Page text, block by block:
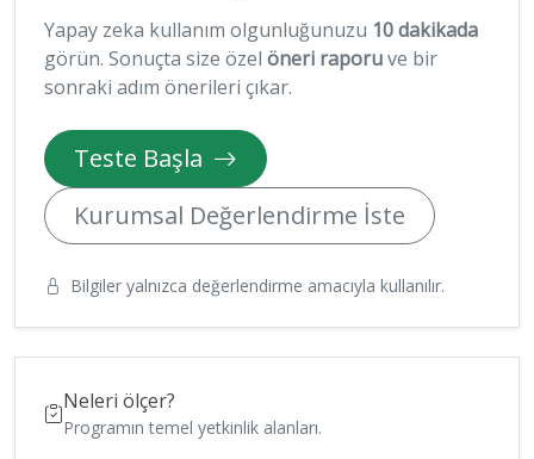
Yapay zeka kullanım olgunluğunuzu 10 dakikada
görün. Sonuçta size özel öneri raporuve bir
sonraki adım önerileri çıkar.
Teste Başla
Kurumsal Değerlendirme İste
Bilgiler yalnızca değerlendirme amacıyla kullanılır.
Neleri ölçer?
Programın temel yetkinlik alanları.